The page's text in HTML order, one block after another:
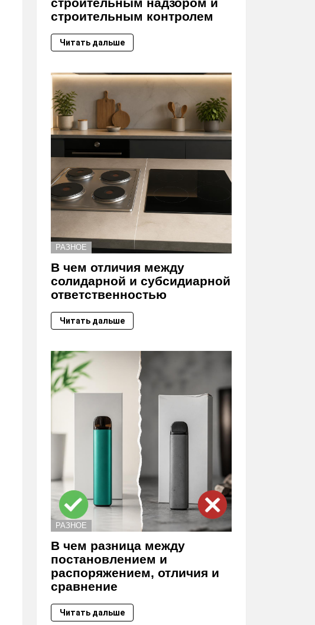
строительным контролем
Читать дальше
РАЗНОЕ
В чем отличия между
солидарной и субсидиарной
ответственностью
Читать дальше
РАЗНОЕ
В чем разница между
постановлением и
распоряжением, отличия и
сравнение
Читать дальше